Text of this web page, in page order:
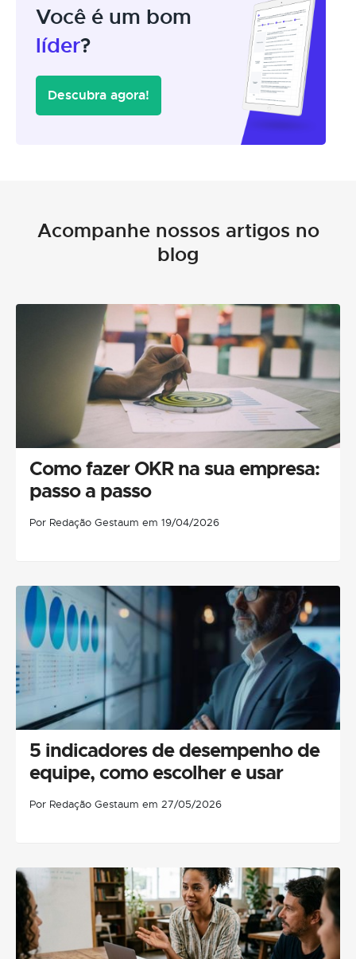
Você é um bom
líder?
Descubra agora!
Acompanhe nossos artigos no
blog
Como fazer OKR na sua empresa:
passo a passo
Por Redação Gestaum em 19/04/2026
5 indicadores de desempenho de
equipe, como escolher e usar
Por Redação Gestaum em 27/05/2026